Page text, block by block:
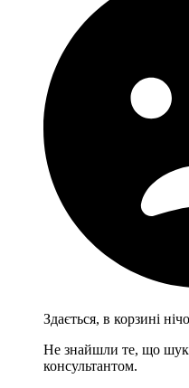
Здається, в корзині
Не знайшли те, що
консультантом.